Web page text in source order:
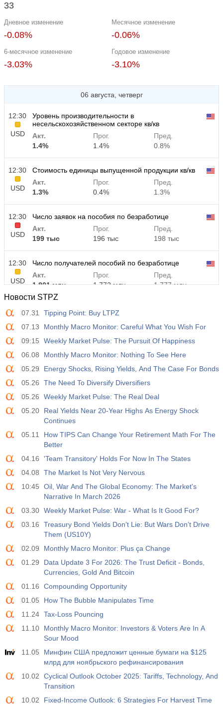
33
Дневное изменение
-0.08%
Месячное изменение
-0.06%
6-месячное изменение
-3.03%
Годовое изменение
-3.10%
06 августа, четверг
12:30
USD
Уровень производительности в
несельскохозяйственном секторе кв/кв
Акт.
1.4%
Прог.
1.4%
Пред.
0.8%
12:30
USD
Стоимость единицы выпущенной продукции кв/кв
Акт.
1.3%
Прог.
0.4%
Пред.
1.3%
12:30
USD
Число заявок на пособия по безработице
Акт.
199 тыс
Прог.
196 тыс
Пред.
198 тыс
12:30
USD
Число получателей пособий по безработице
Акт.
1.801 млн
Прог.
1.772 млн
Пред.
1.777 млн
Новости STPZ
07.31
Tipping Point: Buy LTPZ
07.13
Monthly Macro Monitor: Careful What You Wish For
09:15
Weekly Market Pulse: The Pursuit Of Happiness
06.08
Monthly Macro Monitor: Nothing To See Here
05.29
Energy Shocks, Rising Yields, And The Case For Bonds
05.26
The Need To Diversify Diversifiers
05.26
Weekly Market Pulse: The Real Deal
05.20
Real Yields Near 20-Year Highs As Energy Shock
Continues
05.11
How TIPS Can Change Your Retirement Math For The
Better
04.16
'Team Transitory' Holds For Now In The States
04.08
The Market Is Not Very Nervous
10:45
Oil, War And The Global Economy: The Market's
Narrative In March 2026
03.30 Weekly Market Pulse: War - What Is It Good For?
03.16
Treasury Bond Yields Don’t Lie: But Wars Don’t Drive
Them (US10Y)
02.09
Monthly Macro Monitor: Plus ça Change
01.29
Data Update 3 For 2026: The Trust Deficit - Bonds,
Currencies, Gold And Bitcoin
01.16
Compounding Opportunity
01.05
How The Bubble Manipulates Time
11.24 Tax-Loss Pouncing
11.10
Monthly Macro Monitor: Investors & Voters Are In A
Sour Mood
11.05
Минфин США предложит ценные бумаги на $125
млрд для ноябрьского рефинансирования
10.02
Cyclical Outlook October 2025: Tariffs, Technology, And
Transition
10.02
Fixed-Income Outlook: 6 Strategies For Harvest Time